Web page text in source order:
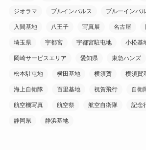
ジオラマ ブルインパルス ブルーインパ
入間基地 八王子 写真展 名古屋
埼玉県 宇都宮 宇都宮駐屯地 小松基
岡崎サービスエリア 愛知県 東急ハンズ
松本駐屯地 横田基地 横須賀 横須賀
海上自衛隊 百里基地 祝賀飛行 自衛
航空機写真 航空祭 航空自衛隊 記念
静岡県 静浜基地